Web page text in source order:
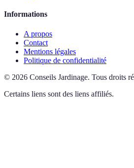
Informations
A propos
Contact
Mentions légales
Politique de confidentialité
© 2026 Conseils Jardinage. Tous droits
Certains liens sont des liens affiliés.